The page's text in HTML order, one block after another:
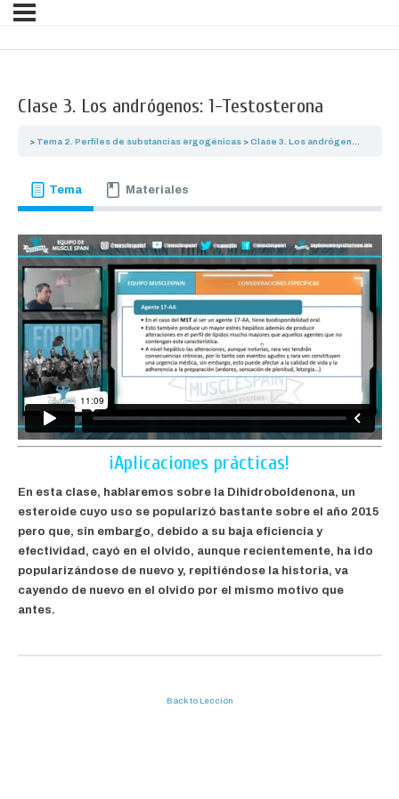
Clase 3. Los andrógenos: 1-Testosterona
Tema 2. Perfiles de substancias ergogénicas Clase 3. Los andrógenos: 1-Testosterona
Tema Materiales
¡Aplicaciones prácticas!
En esta clase, hablaremos sobre la Dihidroboldenona, un
esteroide cuyo uso se popularizó bastante sobre el año 2015
pero que, sin embargo, debido a su baja eficiencia y
efectividad, cayó en el olvido, aunque recientemente, ha ido
popularizándose de nuevo y, repitiéndose la historia, va
cayendo de nuevo en el olvido por el mismo motivo que
antes.
Back to Lección